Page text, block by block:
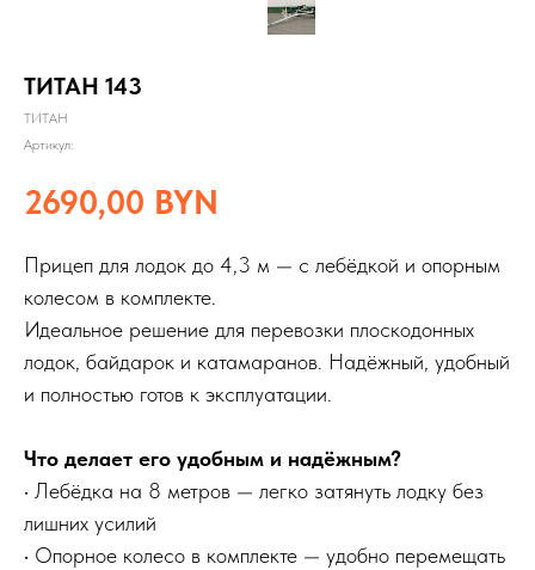
ТИТАН 143
ТИТАН
Артикул:
2690,00 BYN
Прицеп для лодок до 4,3 м — с лебёдкой и опорным
колесом в комплекте.
Идеальное решение для перевозки плоскодонных
лодок, байдарок и катамаранов. Надёжный, удобный
и полностью готов к эксплуатации.
Что делает его удобным и надёжным?
• Лебёдка на 8 метров — легко затянуть лодку без
лишних усилий
• Опорное колесо в комплекте — удобно перемещать